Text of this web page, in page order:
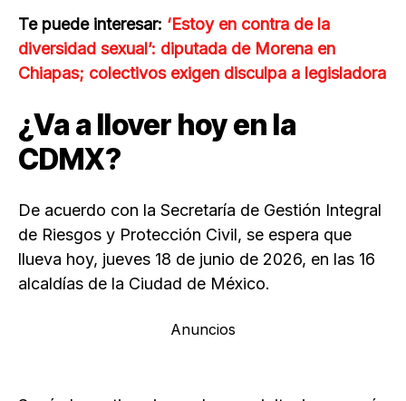
Te puede interesar: ‘Estoy en contra de la
diversidad sexual’: diputada de Morena en
Chiapas; colectivos exigen disculpa a legisladora
¿Va a llover hoy en la
CDMX?
De acuerdo con la Secretaría de Gestión Integral
de Riesgos y Protección Civil, se espera que
llueva hoy, jueves 18 de junio de 2026, en las 16
alcaldías de la Ciudad de México.
Anuncios